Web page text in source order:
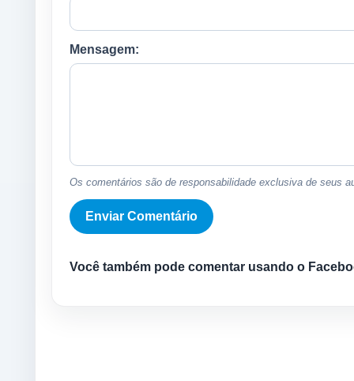
Mensagem:
Os comentários são de responsabilidade exclusiva de seus
Você também pode comentar usando o